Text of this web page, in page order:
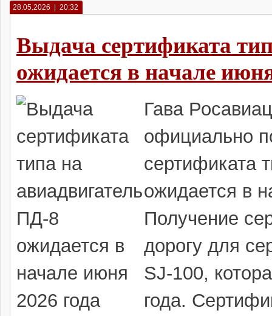
28.05.2026 | 20:32
Выдача сертификата
ожидается в начале
Гава
официально
сертификата
ожидается в
Получение
дорогу для
SJ-100,
года.